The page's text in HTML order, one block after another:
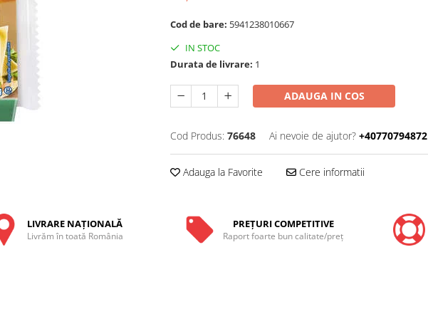
Cod de bare: 5941238010667
IN STOC
Durata de livrare: 1
ADAUGA IN COS
Cod Produs: 76648 Ai nevoie de ajutor? +40770794872
Adauga la Favorite Cere informatii
LIVRARE NAŢIONALĂ
Livrăm în toată România
PREŢURI COMPETITIVE
Raport foarte bun calitate/preţ